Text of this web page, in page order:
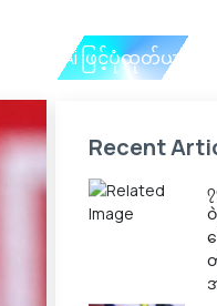
Ai ဖြင့်ပုံထုတ်ယူမည်
Recent